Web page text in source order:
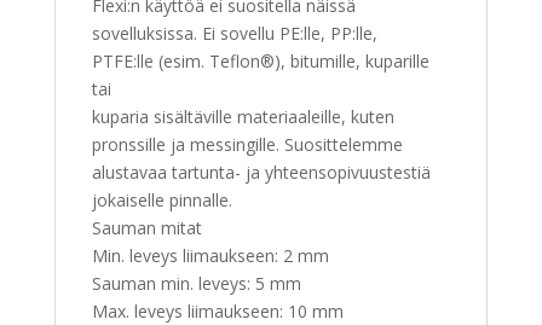
Flexi:n käyttöä ei suositella näissä
sovelluksissa. Ei sovellu PE:lle, PP:lle,
PTFE:lle (esim. Teflon®), bitumille, kuparille
tai
kuparia sisältäville materiaaleille, kuten
pronssille ja messingille. Suosittelemme
alustavaa tartunta- ja yhteensopivuustestiä
jokaiselle pinnalle.
Sauman mitat
Min. leveys liimaukseen: 2 mm
Sauman min. leveys: 5 mm
Max. leveys liimaukseen: 10 mm